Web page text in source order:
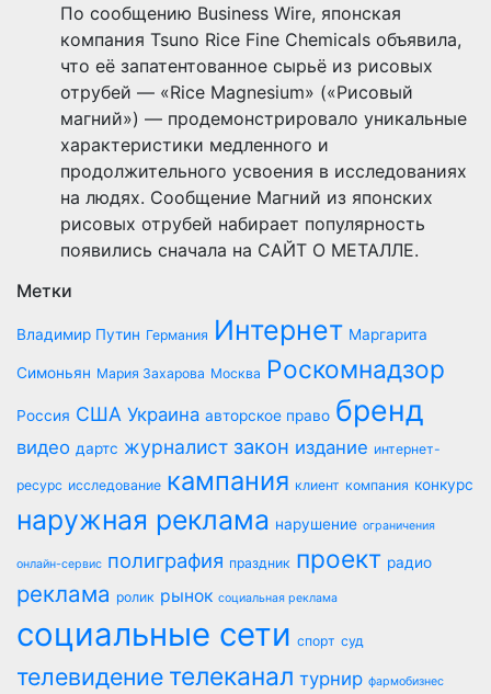
По сообщению Business Wire, японская
компания Tsuno Rice Fine Chemicals объявила,
что её запатентованное сырьё из рисовых
отрубей — «Rice Magnesium» («Рисовый
магний») — продемонстрировало уникальные
характеристики медленного и
продолжительного усвоения в исследованиях
на людях. Сообщение Магний из японских
рисовых отрубей набирает популярность
появились сначала на САЙТ О МЕТАЛЛЕ.
Метки
Владимир Путин Германия Интернет Маргарита
Симоньян Мария Захарова Москва Роскомнадзор
Россия США Украина авторское право бренд
видео дартс журналист закон издание интернет-
ресурс исследование кампания клиент компания конкурс
наружная реклама нарушение ограничения
онлайн-сервис полиграфия праздник проект радио
реклама ролик рынок социальная реклама
социальные сети спорт суд
телевидение телеканал турнир фармобизнес